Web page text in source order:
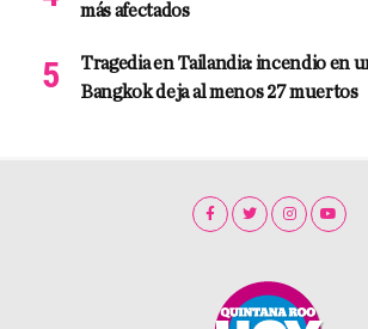
más afectados
Tragedia en Tailandia: incendio en
Bangkok deja al menos 27 muertos